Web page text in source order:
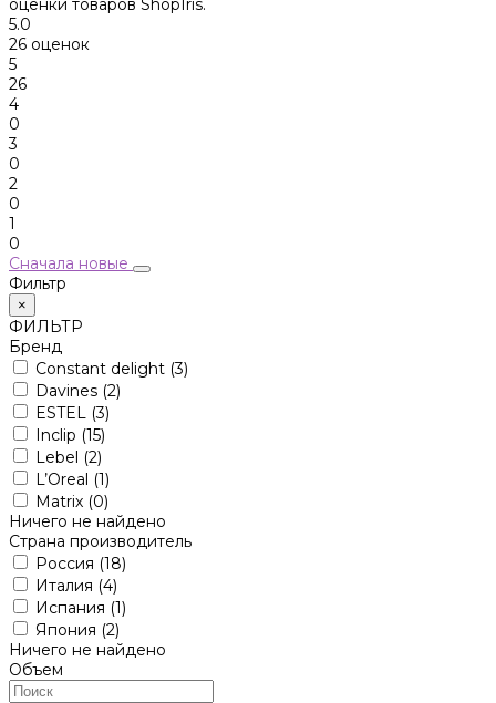
5.0
26 оценок
5
26
4
0
3
0
2
0
1
0
Сначала новые
Фильтр
×
ФИЛЬТР
Бренд
Constant delight (3)
Davines (2)
ESTEL
(3)
Inclip (15)
Lebel (2)
L’Oreal (1)
Matrix (0)
Ничего не найдено
Страна производитель
Россия (18)
Италия (4)
Испания (1)
Япония (2)
Ничего не найдено
Объем